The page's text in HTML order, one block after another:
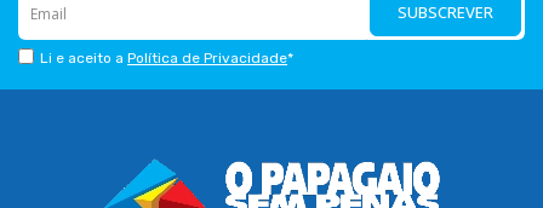
SUBSCREVER
Li e aceito a Política de Privacidade*